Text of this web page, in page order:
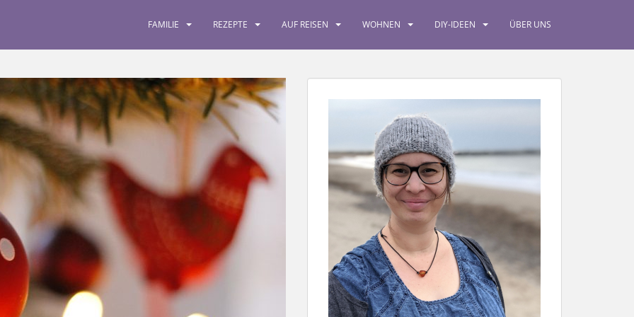
FAMILIE REZEPTE AUF REISEN WOHNEN DIY-IDEEN ÜBER UNS